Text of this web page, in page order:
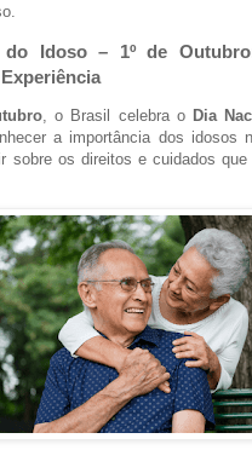
do Idoso – 1º de
, o Brasil celebra o Dia
a importância dos idosos
sobre os direitos e cuidados